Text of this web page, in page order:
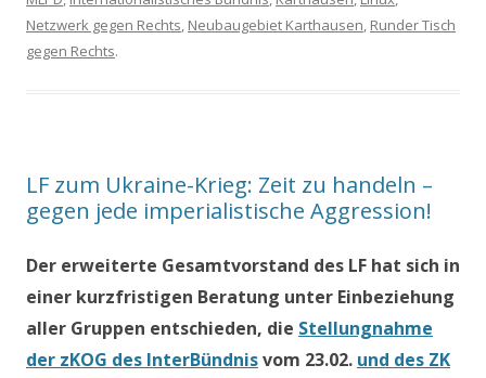
Netzwerk gegen Rechts, Neubaugebiet Karthausen, Runder Tisch
gegen Rechts.
LF zum Ukraine-Krieg: Zeit zu handeln –
gegen jede imperialistische Aggression!
Der erweiterte Gesamtvorstand des LF hat sich in
einer kurzfristigen Beratung unter Einbeziehung
aller Gruppen entschieden, die Stellungnahme
der zKOG des InterBündnisvom 23.02. und des ZK